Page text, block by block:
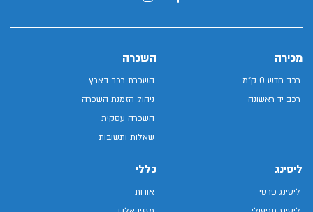
מכירה
רכב חדש 0 ק"מ
רכב יד ראשונה
השכרה
השכרת רכב בארץ
ניהול הזמנת השכרה
השכרה עסקית
שאלות ותשובות
ליסינג
ליסינג פרטי
כללי
אודות